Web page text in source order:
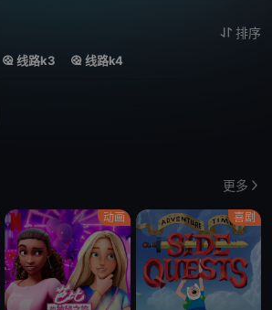
排序
线路k3 线路k4
更多
动画 喜剧